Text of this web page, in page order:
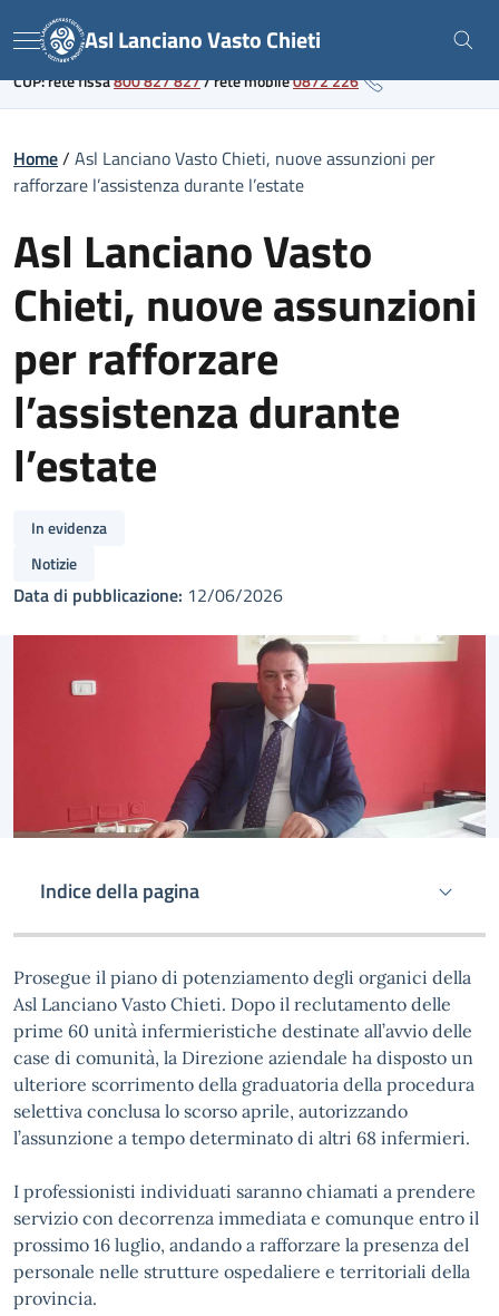
to
content
Link al portale sanitario regionale
Menu Asl Lanciano Vasto Chieti
CUP: rete fissa800 827 827/rete mobile0872 226
Home/ Asl Lanciano Vasto Chieti, nuove assunzioni per
rafforzare l’assistenza durante l’estate
Asl Lanciano Vasto
Chieti, nuove assunzioni
per rafforzare
l’assistenza durante
l’estate
In evidenza
Notizie
Data di pubblicazione: 12/06/2026
Indice della pagina
Prosegue il piano di potenziamento degli organici della
Asl Lanciano Vasto Chieti. Dopo il reclutamento delle
prime 60 unità infermieristiche destinate all’avvio delle
case di comunità, la Direzione aziendale ha disposto un
ulteriore scorrimento della graduatoria della procedura
selettiva conclusa lo scorso aprile, autorizzando
l’assunzione a tempo determinato di altri 68 infermieri.
I professionisti individuati saranno chiamati a prendere
servizio con decorrenza immediata e comunque entro il
prossimo 16 luglio, andando a rafforzare la presenza del
personale nelle strutture ospedaliere e territoriali della
provincia.